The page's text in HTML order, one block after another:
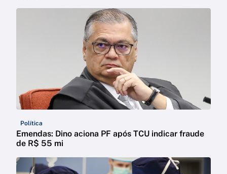
Política
Emendas: Dino aciona PF após TCU indicar fraude
de R$ 55 mi